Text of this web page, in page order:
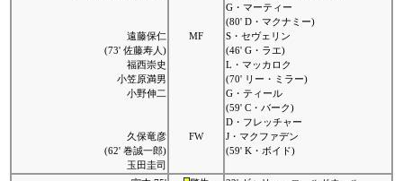
遠藤保仁
(73' 佐藤寿人)
福西崇史
小笠原満男
小野伸二
久保竜彦
(62' 巻誠一郎)
玉田圭司
MF
FW
G・マーティー
(80' D・マクナミー)
S・セヴェリン
(46' G・ラエ)
L・マッカロク
(70' リー・ミラー)
G・ティール
(59' C・バーク)
D・フレッチャー
J・マクファデン
(59' K・ボイド)